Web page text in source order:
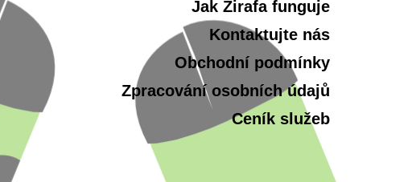
Jak Žirafa funguje
Kontaktujte nás
Obchodní podmínky
Zpracování osobních údajů
Ceník služeb